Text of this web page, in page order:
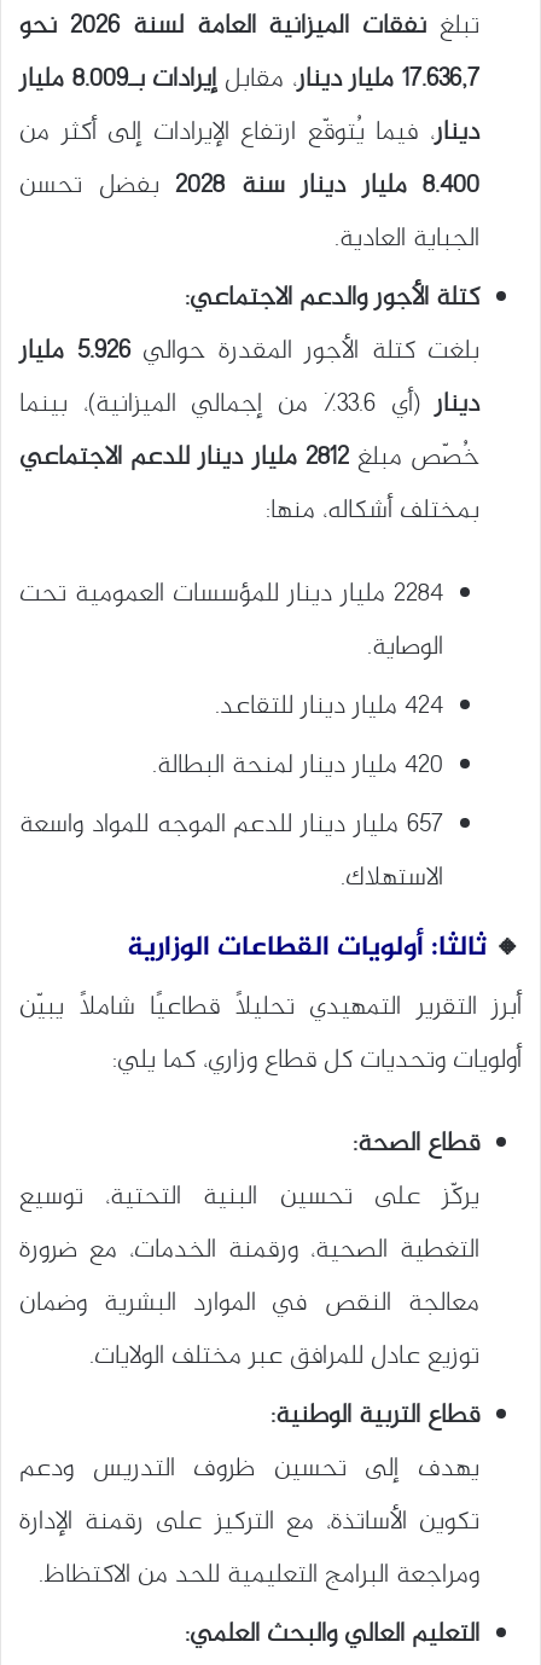
تبلغ
نفقات الميزانية العامة لسنة 2026 نحو
17.636,7 مليار دينار
، مقابل
إيرادات بـ8.009 مليار
دينار، فيما يُتوقّع ارتفاع الإيرادات إلى أكثر من
8.400 مليار دينار سنة 2028
بفضل تحسن
الجباية العادية.
كتلة الأجور والدعم الاجتماعي:
بلغت كتلة الأجور المقدرة حوالي
5.926 مليار
دينار
(أي 33.6٪ من إجمالي الميزانية)، بينما
خُصّص مبلغ2812 مليار دينار للدعم الاجتماعي
بمختلف أشكاله، منها:
2284 مليار دينار للمؤسسات العمومية تحت
الوصاية.
424 مليار دينار للتقاعد.
420 مليار دينار لمنحة البطالة.
657 مليار دينار للدعم الموجه للمواد واسعة
الاستهلاك.
🔸 ثالثا: أولويات القطاعات الوزارية
أبرز التقرير التمهيدي تحليلاً قطاعيًا شاملاً يبيّن
أولويات وتحديات كل قطاع وزاري، كما يلي:
قطاع الصحة:
يركّز على تحسين البنية التحتية، توسيع
التغطية الصحية، ورقمنة الخدمات، مع ضرورة
معالجة النقص في الموارد البشرية وضمان
توزيع عادل للمرافق عبر مختلف الولايات.
قطاع التربية الوطنية:
يهدف إلى تحسين ظروف التدريس ودعم
تكوين الأساتذة، مع التركيز على رقمنة الإدارة
ومراجعة البرامج التعليمية للحد من الاكتظاظ.
التعليم العالي والبحث العلمي: